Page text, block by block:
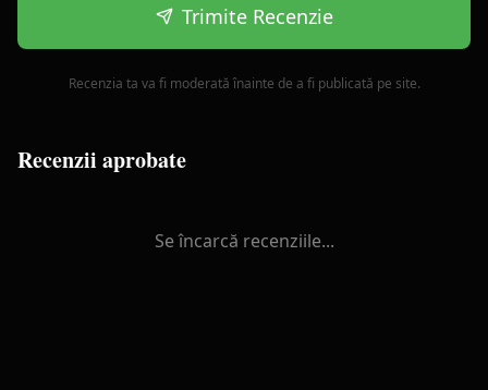
Trimite Recenzie
Recenzia ta va fi moderată înainte de a fi publicată pe site.
Recenzii aprobate
Se încarcă recenziile...